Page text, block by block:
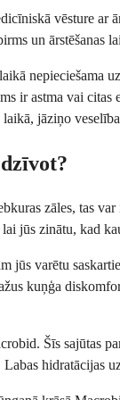
vēsture
un ārstēšanas
nepieciešama
ir astma vai
jāziņo
zāles, tas
jūs zinātu, kad
jūs varētu
kuņģa
Šīs sajūtas
hidratācijas